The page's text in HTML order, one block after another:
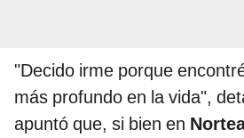
"Decido irme porque
más profundo en la vida",
apuntó que, si bien en